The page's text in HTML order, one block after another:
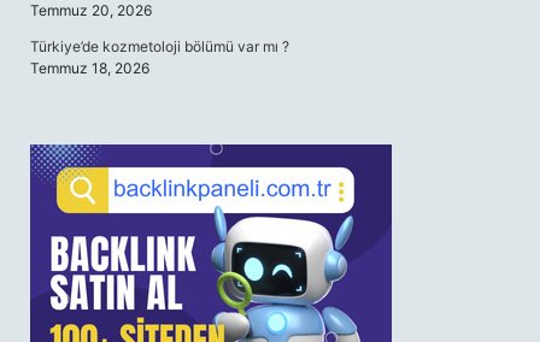
Temmuz 20, 2026
Türkiye’de kozmetoloji bölümü var mı ?
Temmuz 18, 2026